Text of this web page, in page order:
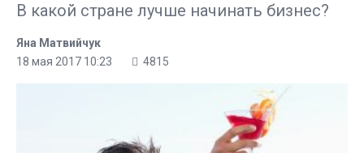
В какой стране лучше начинать бизнес?
Яна Матвийчук
18 мая 2017 10:23
4815